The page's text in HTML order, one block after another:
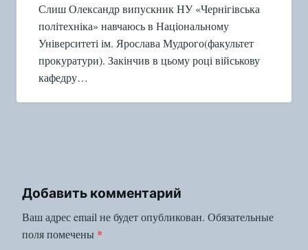
Слиш Олександр випускник НУ «Чернігівська
політехніка» навчаюсь в Національному
Університеті ім. Ярослава Мудрого(факультет
прокуратури). Закінчив в цьому році військову
кафедру…
Добавить комментарий
Ваш адрес email не будет опубликован. Обязательные
поля помечены *